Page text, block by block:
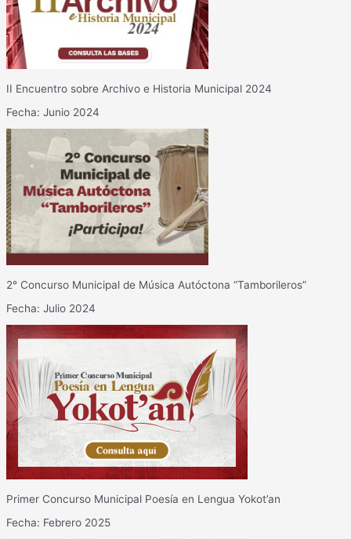
II Encuentro sobre Archivo e Historia Municipal 2024
Fecha: Junio 2024
2° Concurso Municipal de Música Autóctona “Tamborileros”
Fecha: Julio 2024
Primer Concurso Municipal Poesía en Lengua Yokot’an
Fecha: Febrero 2025